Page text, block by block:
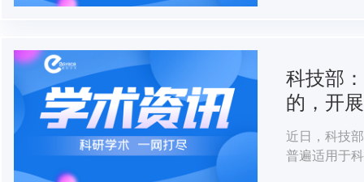
科技部
的，开
近日，科技
普遍适用于